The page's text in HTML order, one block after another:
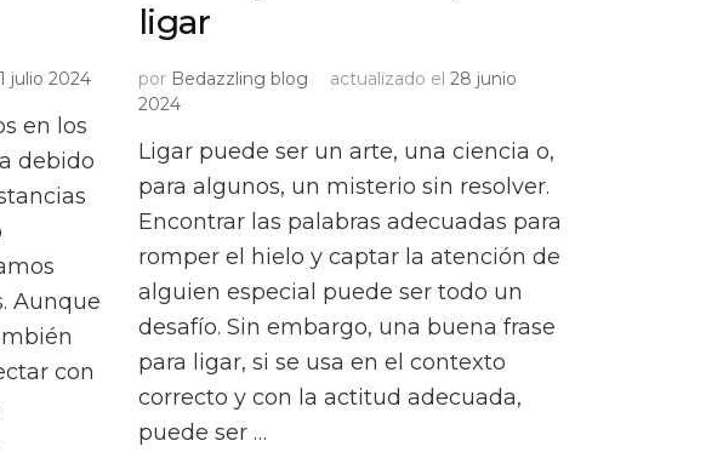
julio 2024
en los
debido
Aunque
con
ligar
por Bedazzling blog actualizado el 28 junio
2024
Ligar puede ser un arte, una ciencia o,
para algunos, un misterio sin resolver.
Encontrar las palabras adecuadas para
romper el hielo y captar la atención de
alguien especial puede ser todo un
desafío. Sin embargo, una buena frase
para ligar, si se usa en el contexto
correcto y con la actitud adecuada,
puede ser …